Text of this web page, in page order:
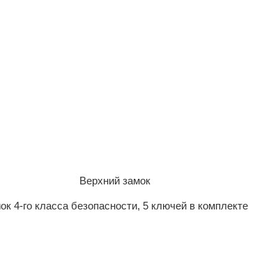
Верхний замок
4-го класса безопасности, 5 ключей в комплекте